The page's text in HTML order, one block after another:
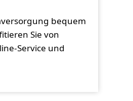
bequem
Sie von
Service und